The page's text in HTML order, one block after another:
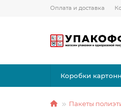
Оплата и доставка
Коробки
Пакеты